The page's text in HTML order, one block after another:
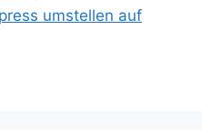
umstellen auf